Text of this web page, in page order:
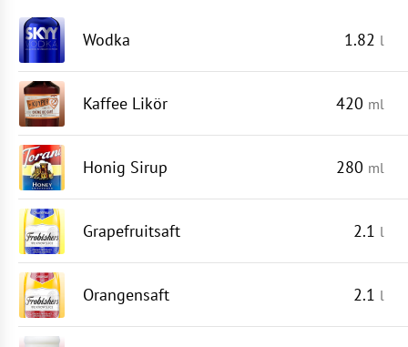
Wodka 1.82 l
Kaffee Likör 420 ml
Honig Sirup 280 ml
Grapefruitsaft 2.1 l
Orangensaft 2.1 l